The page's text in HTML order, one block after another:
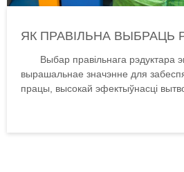
ЯК ПРАВІЛЬНА ВЫБРАЦЬ
ОДНОШНЕКОВОГО
ЭКСТРУДАРА?
Выбар правільнага рэдуктара
вырашальнае значэнне для
працы, высокай эфектыўнасці